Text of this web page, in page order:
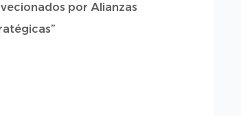
por Alianzas